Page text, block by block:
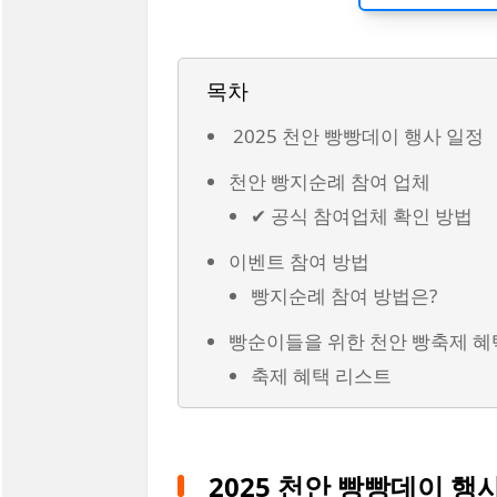
목차
2025 천안 빵빵데이 행사 일정
천안 빵지순례 참여 업체
✔ 공식 참여업체 확인 방법
이벤트 참여 방법
빵지순례 참여 방법은?
빵순이들을 위한 천안 빵축제 혜
축제 혜택 리스트
2025 천안 빵빵데이 행